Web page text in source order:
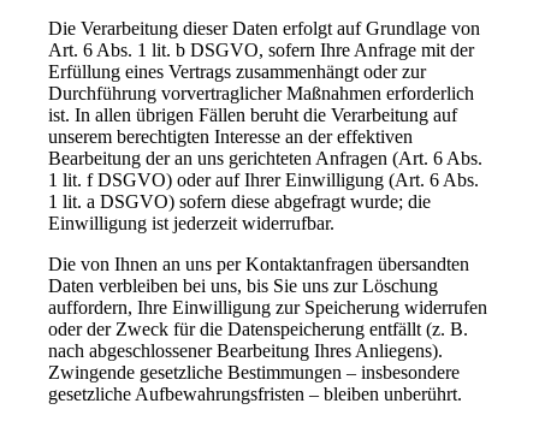
Die Verarbeitung dieser Daten erfolgt auf Grundlage von
Art. 6 Abs. 1 lit. b DSGVO, sofern Ihre Anfrage mit der
Erfüllung eines Vertrags zusammenhängt oder zur
Durchführung vorvertraglicher Maßnahmen erforderlich
ist. In allen übrigen Fällen beruht die Verarbeitung auf
unserem berechtigten Interesse an der effektiven
Bearbeitung der an uns gerichteten Anfragen (Art. 6 Abs.
1 lit. f DSGVO) oder auf Ihrer Einwilligung (Art. 6 Abs.
1 lit. a DSGVO) sofern diese abgefragt wurde; die
Einwilligung ist jederzeit widerrufbar.
Die von Ihnen an uns per Kontaktanfragen übersandten
Daten verbleiben bei uns, bis Sie uns zur Löschung
auffordern, Ihre Einwilligung zur Speicherung widerrufen
oder der Zweck für die Datenspeicherung entfällt (z. B.
nach abgeschlossener Bearbeitung Ihres Anliegens).
Zwingende gesetzliche Bestimmungen – insbesondere
gesetzliche Aufbewahrungsfristen – bleiben unberührt.